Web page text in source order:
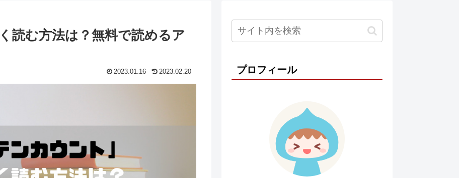
読む方法は？無料で読めるア
2023.01.16 2023.02.20 プロフィール